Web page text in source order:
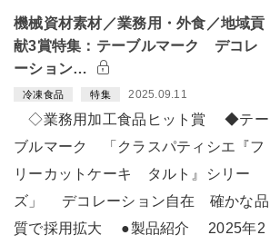
機械資材素材／業務用・外食／地域貢
献3賞特集：テーブルマーク デコレ
ーション…
冷凍食品 特集 2025.09.11
◇業務用加工食品ヒット賞 ◆テー
ブルマーク 「クラスパティシエ『フ
リーカットケーキ タルト』シリー
ズ」 デコレーション自在 確かな品
質で採用拡大 ●製品紹介 2025年2